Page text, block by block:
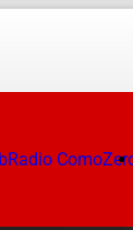
Radio